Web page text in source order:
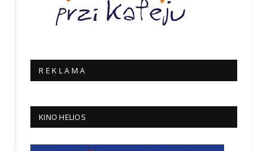
R E K L A M A
KINO HELIOS